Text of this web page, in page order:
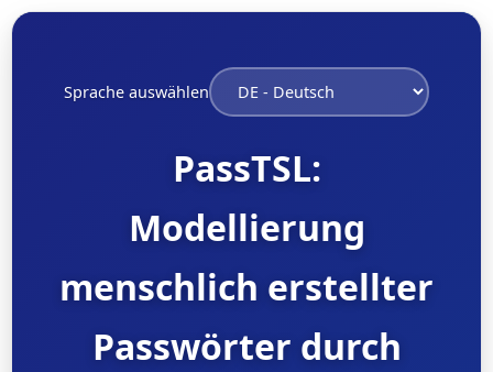
Sprache auswählen
PassTSL:
Modellierung
menschlich erstellter
Passwörter durch